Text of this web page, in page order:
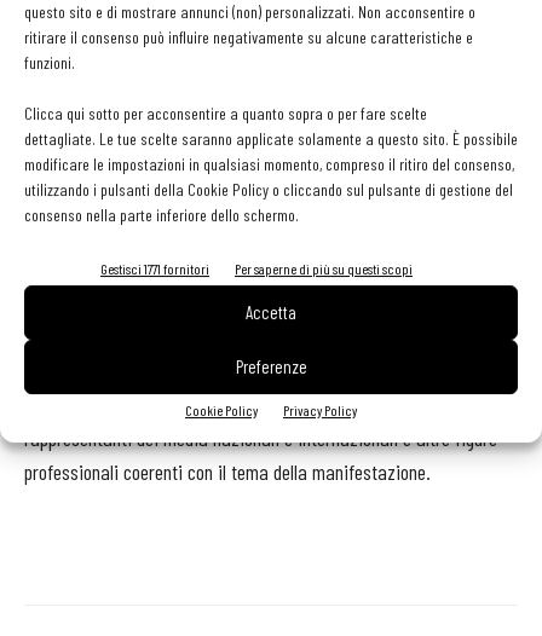
questo sito e di mostrare annunci (non) personalizzati. Non acconsentire o
ritirare il consenso può influire negativamente su alcune caratteristiche e
funzioni.
Clicca qui sotto per acconsentire a quanto sopra o per fare scelte
dettagliate. Le tue scelte saranno applicate solamente a questo sito. È possibile
modificare le impostazioni in qualsiasi momento, compreso il ritiro del consenso,
utilizzando i pulsanti della Cookie Policy o cliccando sul pulsante di gestione del
consenso nella parte inferiore dello schermo.
Gestisci 1771 fornitori Per saperne di più su questi scopi
Accetta
Preferenze
Cookie Policy Privacy Policy
la sostenibilità. Rientra on questo ambito anche l’istituzione del
premio
sommelier e personale di sala – dalla giuria composta dagli chef
partecipanti alla manifestazione. Oltre al premio il vincitore potrà
inoltre lavorare per un mese in un rinomato ristorante
Gli chef partecipanti alla manifestazione sono selezionati su invito
dell'organizzazione, che si pone l'obiettivo di garantire di volta in
volta il coinvolgimento di circa trenta chef da tutto il mondo. Sono
inoltre coinvolti produttori di vino biologico, e di prodotti vari
alimentari, figure manageriali della ristorazione, somellier,
rappresentanti dei media nazionali e internazionali e altre figure
professionali coerenti con il tema della manifestazione.